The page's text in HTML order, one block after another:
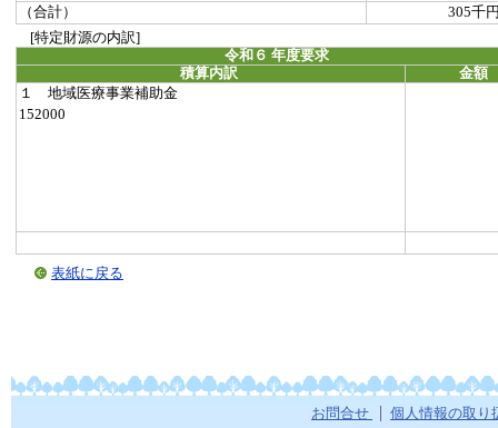
（合計）
305千
[特定財源の内訳]
令和６ 年度要求
積算内訳
金額
１ 地域医療事業補助金
152000
表紙に戻る
お問合せ 個人情報の取り